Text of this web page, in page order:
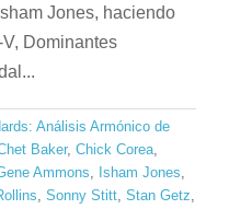
Jones, haciendo
Dominantes
Análisis Armónico de
Baker, Chick Corea,
Ammons, Isham Jones,
, Sonny Stitt, Stan Getz,